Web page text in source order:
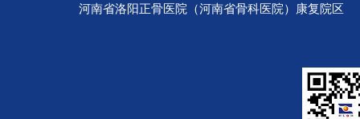
河南省洛阳正骨医院（河南省骨科医院）康复院区